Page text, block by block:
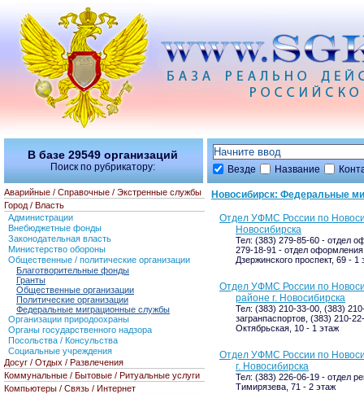
Везде Название
Новосибирск: Федеральные
Отдел УФМС России по
Новосибирска
Тел: (383) 279-85-60 - отдел
279-18-91 - отдел оформления
Дзержинского проспект, 69 - 1
Отдел УФМС России по
районе г. Новосибирска
Тел: (383) 210-33-00, (383)
загранпаспортов, (383) 210-
Октябрьская, 10 - 1 этаж
Отдел УФМС России по
г. Новосибирска
Тел: (383) 226-06-19 - отдел
Тимирязева, 71 - 2 этаж
В базе 29549 организаций
Поиск по рубрикатору:
Аварийные / Справочные / Экстренные службы
Город / Власть
Администрации
Внебюджетные фонды
Законодательная власть
Министерство обороны
Общественные / политические организации
Благотворительные фонды
Гранты
Общественные организации
Политические организации
Федеральные миграционные службы
Организации природоохраны
Органы государственного надзора
Посольства / Консульства
Социальные учреждения
Досуг / Отдых / Развлечения
Коммунальные / Бытовые / Ритуальные услуги
Компьютеры / Связь / Интернет